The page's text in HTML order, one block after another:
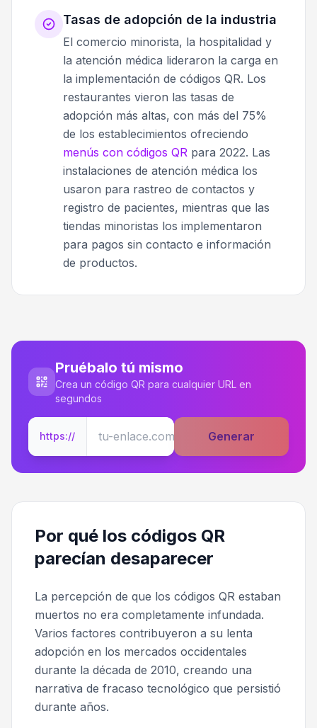
Tasas de adopción de la industria
El comercio minorista, la hospitalidad y
la atención médica lideraron la carga en
la implementación de códigos QR. Los
restaurantes vieron las tasas de
adopción más altas, con más del 75%
de los establecimientos ofreciendo
menús con códigos QR para 2022. Las
instalaciones de atención médica los
usaron para rastreo de contactos y
registro de pacientes, mientras que las
tiendas minoristas los implementaron
para pagos sin contacto e información
de productos.
Pruébalo tú mismo
Crea un código QR para cualquier URL en
segundos
https:// Generar
Por qué los códigos QR
parecían desaparecer
La percepción de que los códigos QR estaban
muertos no era completamente infundada.
Varios factores contribuyeron a su lenta
adopción en los mercados occidentales
durante la década de 2010, creando una
narrativa de fracaso tecnológico que persistió
durante años.